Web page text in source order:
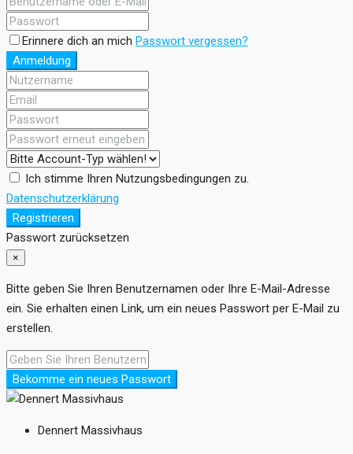
Erinnere dich an mich Passwort vergessen?
Anmeldung
Ich stimme Ihren Nutzungsbedingungen zu.
Datenschutzerklärung
Registrieren
Passwort zurücksetzen
×
Bitte geben Sie Ihren Benutzernamen oder Ihre E-Mail-Adresse
ein. Sie erhalten einen Link, um ein neues Passwort per E-Mail zu
erstellen.
Bekomme ein neues Passwort
Dennert Massivhaus